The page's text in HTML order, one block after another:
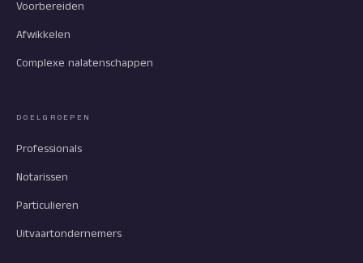
Voorbereiden
Afwikkelen
Complexe nalatenschappen
DOELGROEPEN
Professionals
Notarissen
Particulieren
Uitvaartondernemers